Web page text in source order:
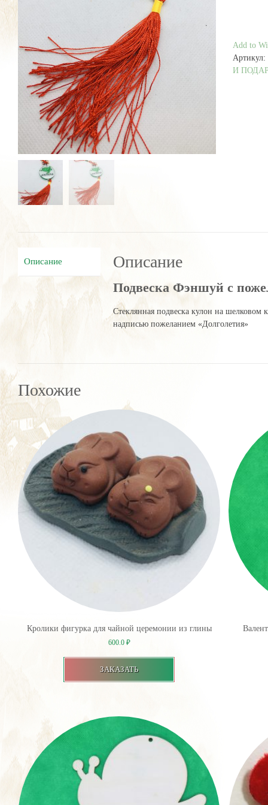
Add to
Артикул:
И
Описание Описание
Подвеска Фэншуй с
Стеклянная подвеска кулон на
надписью пожеланием «Долголетия»
Похожие
Кролики фигурка для чайной церемонии из глины
600.0 ₽
ЗАКАЗАТЬ